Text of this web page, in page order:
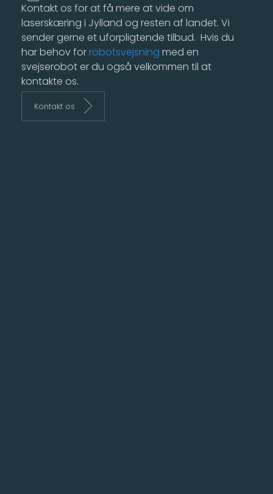
Kontakt os for at få mere at vide om
laserskæring i Jylland og resten af landet. Vi
sender gerne et uforpligtende tilbud. Hvis du
har behov for robotsvejsning med en
svejserobot er du også velkommen til at
kontakte os.
Kontakt os